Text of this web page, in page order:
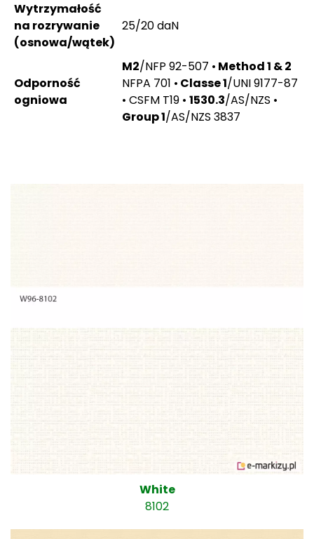
Wytrzymałość
na rozrywanie
(osnowa/wątek)
25/20 daN
Odporność
ogniowa
M2/NFP 92-507 • Method 1 & 2
NFPA 701 • Classe 1/UNI 9177-87
• CSFM T19 • 1530.3/AS/NZS •
Group 1/AS/NZS 3837
White
8102